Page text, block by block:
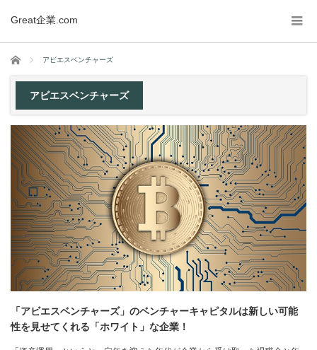
Great企業.com
ホーム アビエスベンチャーズ
アビエスベンチャーズ
「アビエスベンチャーズ」のベンチャーキャピタルは新しい可能
性を見せてくれる「ホワイト」な企業！